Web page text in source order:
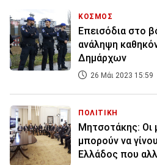
ΚΟΣΜΟΣ
Επεισόδια στο
ανάληψη
Δημάρχων
26 Μάι 2023 15:59
ΠΟΛΙΤΙΚΗ
Μητσοτάκης: Οι
μπορούν να
Ελλάδος που